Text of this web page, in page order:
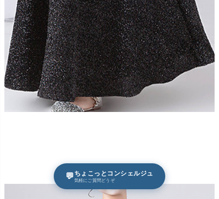
💬 ちょこっとコンシェルジュ
気軽にご質問どうぞ